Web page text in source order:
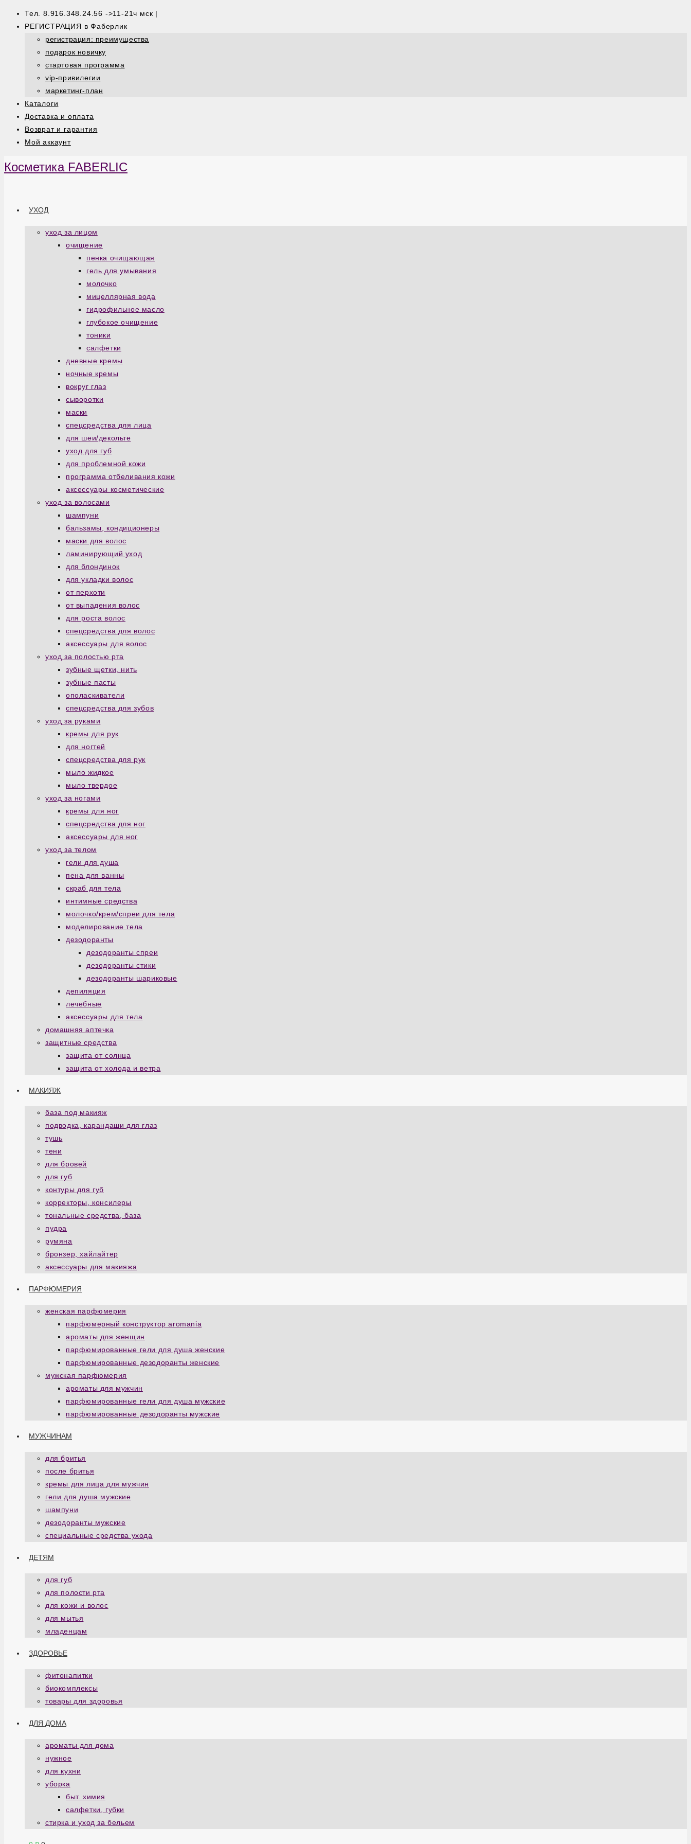
Тел. 8.916.348.24.56 ->11-21ч мск |
РЕГИСТРАЦИЯ в Фаберлик
регистрация: преимущества
подарок новичку
стартовая программа
vip-привилегии
маркетинг-план
Каталоги
Доставка и оплата
Возврат и гарантия
Мой аккаунт
Косметика FABERLIC
УХОД
уход за лицом
очищение
пенка очищающая
гель для умывания
молочко
мицеллярная вода
гидрофильное масло
глубокое очищение
тоники
салфетки
дневные кремы
ночные кремы
вокруг глаз
сыворотки
маски
спецсредства для лица
для шеи/декольте
уход для губ
для проблемной кожи
программа отбеливания кожи
аксессуары косметические
уход за волосами
шампуни
бальзамы, кондиционеры
маски для волос
ламинирующий уход
для блондинок
для укладки волос
от перхоти
от выпадения волос
для роста волос
спецсредства для волос
аксессуары для волос
уход за полостью рта
зубные щетки, нить
зубные пасты
ополаскиватели
спецсредства для зубов
уход за руками
кремы для рук
для ногтей
спецсредства для рук
мыло жидкое
мыло твердое
уход за ногами
кремы для ног
спецсредства для ног
аксессуары для ног
уход за телом
гели для душа
пена для ванны
скраб для тела
интимные средства
молочко/крем/спреи для тела
моделирование тела
дезодоранты
дезодоранты спреи
дезодоранты стики
дезодоранты шариковые
депиляция
лечебные
аксессуары для тела
домашняя аптечка
защитные средства
защита от солнца
защита от холода и ветра
МАКИЯЖ
база под макияж
подводка, карандаши для глаз
тушь
тени
для бровей
для губ
контуры для губ
корректоры, консилеры
тональные средства, база
пудра
румяна
бронзер, хайлайтер
аксессуары для макияжа
ПАРФЮМЕРИЯ
женская парфюмерия
парфюмерный конструктор aromania
ароматы для женщин
парфюмированные гели для душа женские
парфюмированные дезодоранты женские
мужская парфюмерия
ароматы для мужчин
парфюмированные гели для душа мужские
парфюмированные дезодоранты мужские
МУЖЧИНАМ
для бритья
после бритья
кремы для лица для мужчин
гели для душа мужские
шампуни
дезодоранты мужские
специальные средства ухода
ДЕТЯМ
для губ
для полости рта
для кожи и волос
для мытья
младенцам
ЗДОРОВЬЕ
фитонапитки
биокомплексы
товары для здоровья
ДЛЯ ДОМА
ароматы для дома
нужное
для кухни
уборка
быт. химия
салфетки, губки
стирка и уход за бельем